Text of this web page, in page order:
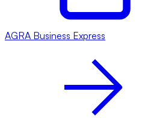
AGRA Business Express